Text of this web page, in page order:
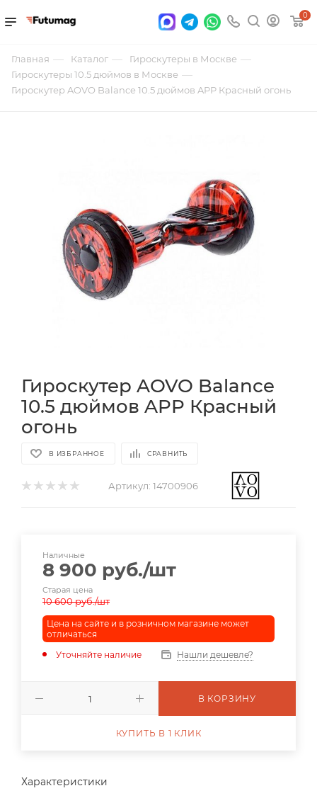
0
Главная — Каталог — Гироскутеры в Москве —
Гироскутеры 10.5 дюймов в Москве —
Гироскутер AOVO Balance 10.5 дюймов APP Красный огонь
Гироскутер AOVO Balance
10.5 дюймов APP Красный
огонь
В ИЗБРАННОЕ СРАВНИТЬ
Артикул: 14700906
Характеристики
Наличные
8 900 руб./шт
Старая цена
10 600руб./шт
Цена на сайте и в розничном магазине может
отличаться
Уточняйте наличие
Нашли дешевле?
В КОРЗИНУ
КУПИТЬ В 1 КЛИК